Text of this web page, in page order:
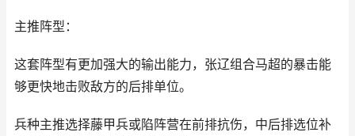
主推阵型：
这套阵型有更加强大的输出能力，张辽组合马超的暴击能
够更快地击败敌方的后排单位。
兵种主推选择藤甲兵或陷阵营在前排抗伤，中后排选位补